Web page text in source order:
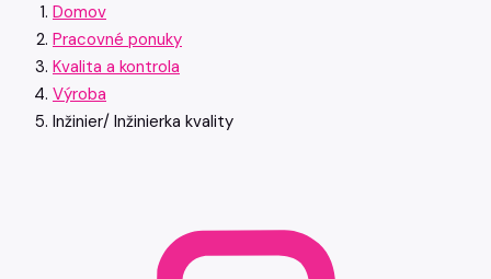
Domov
Pracovné ponuky
Kvalita a kontrola
Výroba
Inžinier/ Inžinierka kvality